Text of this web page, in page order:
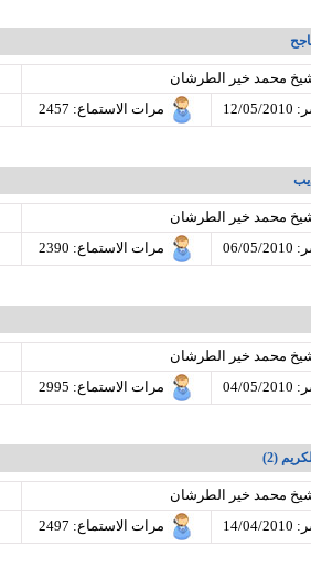
محمد خير الطرشان
مرات الاستماع: 2457
محمد خير الطرشان
مرات الاستماع: 2390
محمد خير الطرشان
مرات الاستماع: 2995
(2)
محمد خير الطرشان
مرات الاستماع: 2497